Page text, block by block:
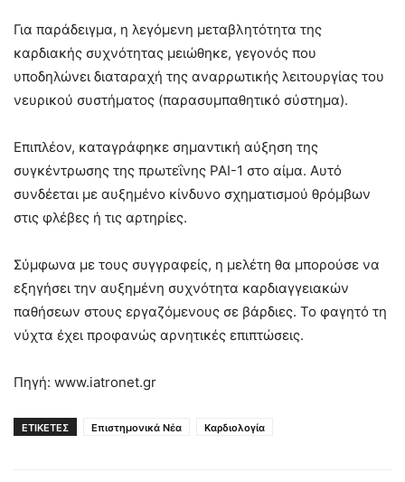
Για παράδειγμα, η λεγόμενη μεταβλητότητα της
καρδιακής συχνότητας μειώθηκε, γεγονός που
υποδηλώνει διαταραχή της αναρρωτικής λειτουργίας του
νευρικού συστήματος (παρασυμπαθητικό σύστημα).
Επιπλέον, καταγράφηκε σημαντική αύξηση της
συγκέντρωσης της πρωτεΐνης PAI-1 στο αίμα. Αυτό
συνδέεται με αυξημένο κίνδυνο σχηματισμού θρόμβων
στις φλέβες ή τις αρτηρίες.
Σύμφωνα με τους συγγραφείς, η μελέτη θα μπορούσε να
εξηγήσει την αυξημένη συχνότητα καρδιαγγειακών
παθήσεων στους εργαζόμενους σε βάρδιες. Το φαγητό τη
νύχτα έχει προφανώς αρνητικές επιπτώσεις.
Πηγή: www.iatronet.gr
ΕΤΙΚΕΤΕΣ Επιστημονικά Νέα Καρδιολογία